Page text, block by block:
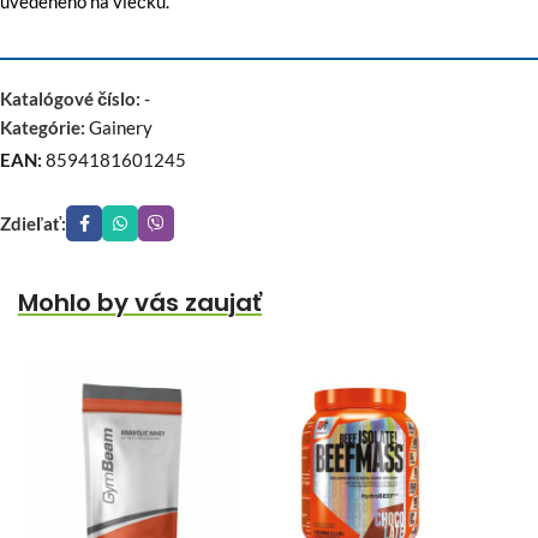
Katalógové číslo: -
Kategórie: Gainery
EAN: 8594181601245
Zdieľať:
Mohlo by vás zaujať